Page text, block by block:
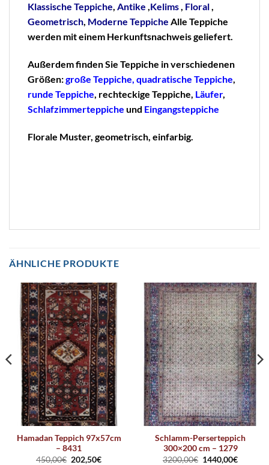
Klassische Teppiche, Antike ,Kelims, Floral,
Geometrisch, Moderne Teppiche Alle Teppiche
werden mit einem Herkunftsnachweis geliefert.
Außerdem finden Sie Teppiche in verschiedenen
Größen:große Teppiche, quadratische Teppiche
runde Teppiche , rechteckige Teppiche, Läufer,
Schlafzimmerteppiche und Eingangsteppiche
Florale Muster, geometrisch, einfarbig.
ÄHNLICHE PRODUKTE
Hamadan Teppich 97x57cm
– 8431
450,00€ 202,50€
Schlamm-Perserteppich
300×200 cm – 1279
3200,00€ 1440,00€